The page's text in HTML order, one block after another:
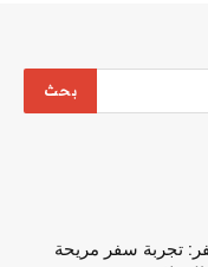
تجربة سفر مريحة